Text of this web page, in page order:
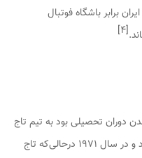
برابر باشگاه فوتبال
[۴]
گذراندن دوران تحصیلی بود به تیم تاج
پیوست و مجموعاً ۹ سال برای تاج بازی کرد و در سال ۱۹۷۱ درحالی‌که تاج